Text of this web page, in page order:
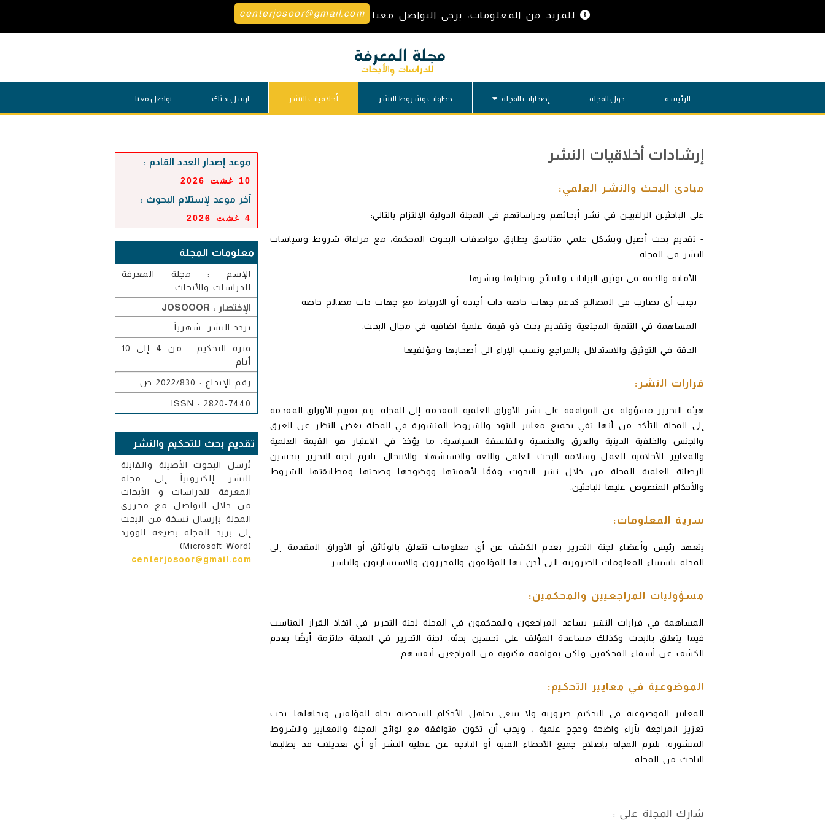
للمزيد من المعلومات، يرجى التواصل معنا centerjosoor@gmail.com
الرئيسة حول المجلة إصدارات المجلة خطوات وشروط النشر أخلاقيات النشر ارسل بحثك تواصل معنا
إرشادات أخلاقيات النشر
مبادئ البحث والنشر العلمي:
على الباحثيـن الراغبيـن في نشر أبحاثهم ودراساتهم في المجلة الدولية الإلتزام بالتالي:
- تقديم بحث أصيل وبشكل علمي متناسق يطابق مواصفات البحوث المحكمة، مع مراعاة شروط وسياسات
النشر في المجلة.
- الأمانة والدقة في توثيق البيانات والنتائج وتحليلها ونشرها
- تجنب أي تضارب في المصالح كدعم جهات خاصة ذات أجندة أو الارتباط مع جهات ذات مصالح خاصة
- المساهمة في التنمية المجتعية وتقديم بحث ذو قيمة علمية اضافيه في مجال البحث.
- الدقة في التوثيق والاستدلال بالمراجع ونسب الإراء الى أصحابها ومؤلفيها
قرارات النشر:
هيئة التحرير مسؤولة عن الموافقة على نشر الأوراق العلمية المقدمة إلى المجلة. يتم تقييم الأوراق المقدمة
إلى المجلة للتأكد من أنها تفي بجميع معايير البنود والشروط المنشورة في المجلة بغض النظر عن العرق
والجنس والخلفية الدينية والعرق والجنسية والفلسفة السياسية. ما يؤخذ في الاعتبار هو القيمة العلمية
والمعايير الأخلاقية للعمل وسلامة البحث العلمي واللغة والاستشهاد والانتحال. تلتزم لجنة التحرير بتحسين
الرصانة العلمية للمجلة من خلال نشر البحوث وفقًا لأهميتها ووضوحها وصحتها ومطابقتها للشروط
والأحكام المنصوص عليها للباحثين.
سرية المعلومات:
يتعهد رئيس وأعضاء لجنة التحرير بعدم الكشف عن أي معلومات تتعلق بالوثائق أو الأوراق المقدمة إلى
المجلة باستثناء المعلومات الضرورية التي أذن بها المؤلفون والمحررون والاستشاريون والناشر.
مسؤوليات المراجعيين والمحكمين:
المساهمة في قرارات النشر يساعد المراجعون والمحكمون في المجلة لجنة التحرير في اتخاذ القرار المناسب
فيما يتعلق بالبحث وكذلك مساعدة المؤلف على تحسين بحثه. لجنة التحرير في المجلة ملتزمة أيضًا بعدم
الكشف عن أسماء المحكمين ولكن بموافقة مكتوبة من المراجعين أنفسهم.
الموضوعية في معايير التحكيم:
المعايير الموضوعية في التحكيم ضرورية ولا ينبغي تجاهل الأحكام الشخصية تجاه المؤلفين وتجاهلها. يجب
تعزيز المراجعة بآراء واضحة وحجج علمية ، ويجب أن تكون متوافقة مع لوائح المجلة والمعايير والشروط
المنشورة. تلتزم المجلة بإصلاح جميع الأخطاء الفنية أو الناتجة عن عملية النشر أو أي تعديلات قد يطلبها
الباحث من المجلة.
شارك المجلة على :
موعد إصدار العدد القادم :
10 غشت 2026
آخر موعد لإستلام البحوث :
4 غشت 2026
معلومات المجلة
الإسم : مجلة المعرفة
للدراسات والأبحاث
الإختصار : JOSOOOR
تردد النشر: شهرياً
فترة التحكيم : من 4 إلى 10
أيام
رقم الإيداع : 2022/830 ص
ISSN : 2820-7440
تقديم بحث للتحكيم والنشر
تُرسل البحوث الأصيلة والقابلة
للنشر إلكترونياً إلى مجلة
المعرفة للدراسات و الأبحاث
من خلال التواصل مع محرري
المجلة بإرسال نسخة من البحث
إلى بريد المجلة بصيغة الوورد
(Microsoft Word)
centerjosoor@gmail.com